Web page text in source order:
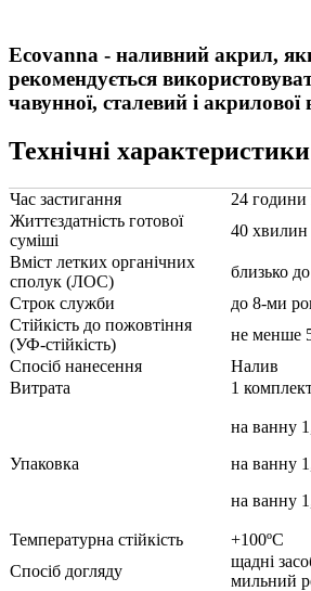
Ecovanna - наливний акрил,
рекомендується
чавунної, сталевий і акрилової
Технічні
Час застигання
24 години
Життєздатність готової
суміші
40 хвилин
Вміст летких органічних
сполук (ЛОС)
близько
Строк служби
до 8-ми
Стійкість до пожовтіння
(УФ-стійкість)
не менше
Спосіб нанесення
Налив
Витрата
1
Упаковка
на ванну
на ванну
на ванну
Температурна стійкість
+100ºC
Спосіб догляду
щадні
мильний